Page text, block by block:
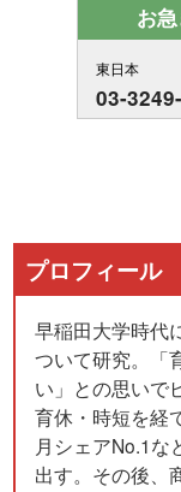
お
東日本
03-
プロフィール
早稲田大学時代
ついて研究。「
い」との思いで
育休・時短を経
月シェアNo.1な
出す。その後、